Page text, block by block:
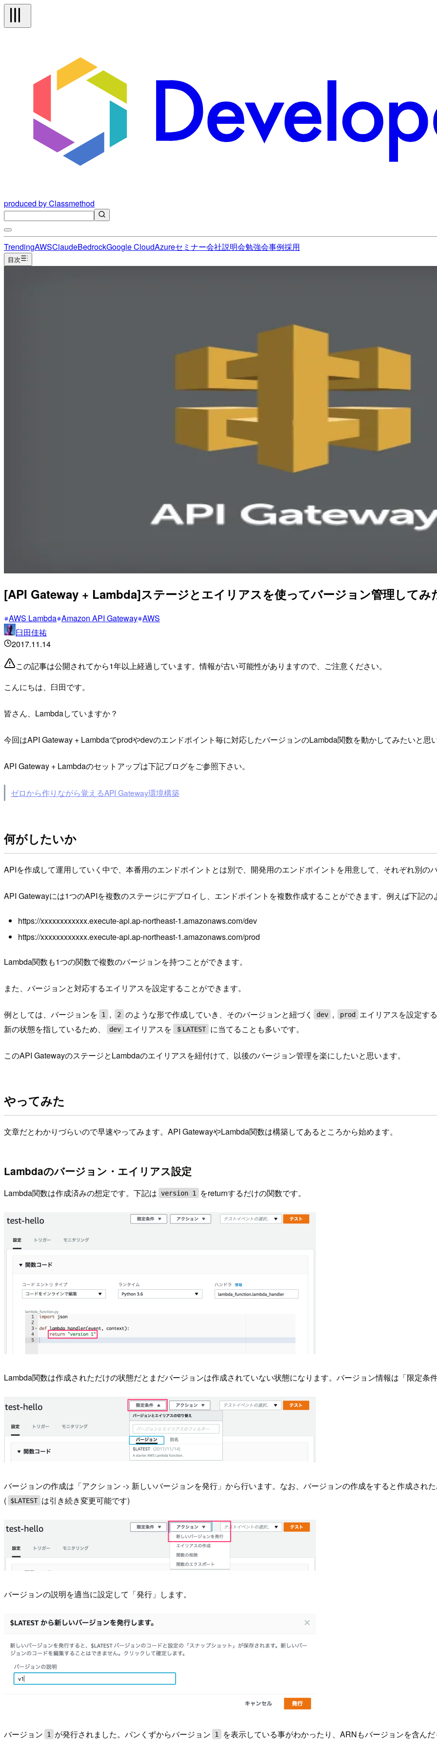
produced by Classmethod
TrendingAWSClaudeBedrockGoogle CloudAzureセミナー会社説明会勉強会事例採用
目次
[API Gateway + Lambda]ステージとエイリアスを使ってバージョン管理してみ
AWS Lambda Amazon API Gateway AWS
臼田佳祐
2017.11.14
この記事は公開されてから1年以上経過しています。情報が古い可能性がありますので、ご注意ください。
こんにちは、臼田です。
皆さん、Lambdaしていますか？
今回はAPI Gateway + Lambdaでprodやdevのエンドポイント毎に対応したバージョンのLambda関数を動かしてみたいと思
API Gateway + Lambdaのセットアップは下記ブログをご参照下さい。
ゼロから作りながら覚えるAPI Gateway環境構築
何がしたいか
APIを作成して運用していく中で、本番用のエンドポイントとは別で、開発用のエンドポイントを用意して、それぞれ別の
API Gatewayには1つのAPIを複数のステージにデプロイし、エンドポイントを複数作成することができます。例えば下記の
https://xxxxxxxxxxxx.execute-api.ap-northeast-1.amazonaws.com/dev
https://xxxxxxxxxxxx.execute-api.ap-northeast-1.amazonaws.com/prod
Lambda関数も1つの関数で複数のバージョンを持つことができます。
また、バージョンと対応するエイリアスを設定することができます。
例としては、バージョンを 1 , 2 のような形で作成していき、そのバージョンと紐づく dev , prod
エイリアスを設定す
新の状態を指しているため、
dev エイリアスを ＄LATEST に当てることも多いです。
このAPI GatewayのステージとLambdaのエイリアスを紐付けて、以後のバージョン管理を楽にしたいと思います。
やってみた
文章だとわかりづらいので早速やってみます。API GatewayやLambda関数は構築してあるところから始めます。
Lambdaのバージョン・エイリアス設定
Lambda関数は作成済みの想定です。下記は version 1 をreturnするだけの関数です。
Lambda関数は作成されただけの状態だとまだバージョンは作成されていない状態になります。バージョン情報は「限定条
バージョンの作成は「アクション -> 新しいバージョンを発行」から行います。なお、バージョンの作成をすると作成され
( $LATEST は引き続き変更可能です)
バージョンの説明を適当に設定して「発行」します。
バージョン 1 が発行されました。パンくずからバージョン 1 を表示している事がわかったり、ARNもバージョンを含ん